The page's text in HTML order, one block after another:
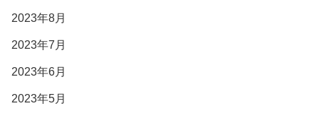
2023年8月
2023年7月
2023年6月
2023年5月